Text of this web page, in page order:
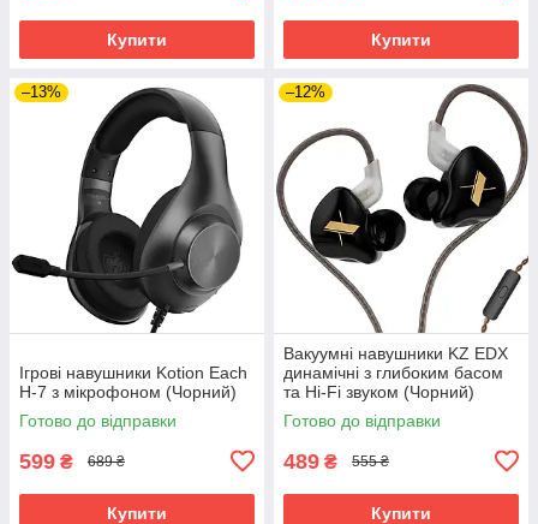
Купити Купити
–13%
Ігрові навушники Kotion Each
H-7 з мікрофоном (Чорний)
Готово до відправки
599 ₴ 689 ₴
Купити
–12%
Вакуумні навушники KZ EDX
динамічні з глибоким басом
та Hi-Fi звуком (Чорний)
Готово до відправки
489 ₴ 555 ₴
Купити